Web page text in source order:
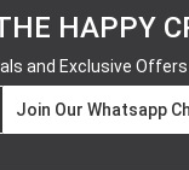
HAPPY
and Exclusive
Join Our Whatsapp